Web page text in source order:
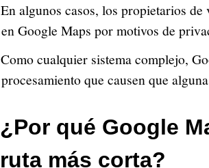
En algunos casos, los propietarios
en Google Maps por motivos de
Como cualquier sistema complejo,
procesamiento que causen que
¿Por qué Google
ruta más corta?